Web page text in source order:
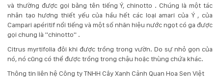
132
-
168
Võ
Công
-
Hòa
và thường được gọi bằng tên tiếng Ý, chinotto . Chúng là một tác
nhân tạo hương thiết yếu của hầu hết các loại amari của Ý , của
Campari apéritif nổi tiếng và một số nhãn hiệu nước ngọt có ga được
gọi chung là "chinotto" .
Citrus myrtifolia đôi khi được trồng trong vườn. Do sự nhỏ gọn của
nó, nó cũng có thể được trồng trong chậu hoặc thùng chứa khác.
Thông tin liên hệ Công ty TNHH Cây Xanh Cảnh Quan Hoa Sen Việt